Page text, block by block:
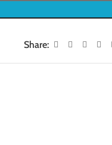
Share: